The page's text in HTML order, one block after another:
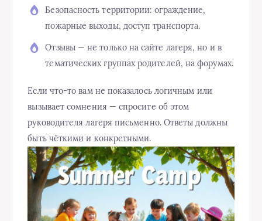
Безопасность территории: ограждение,
пожарные выходы, доступ транспорта.
Отзывы — не только на сайте лагеря, но и в
тематических группах родителей, на форумах.
Если что-то вам не показалось логичным или
вызывает сомнения — спросите об этом
руководителя лагеря письменно. Ответы должны
быть чёткими и конкретными.